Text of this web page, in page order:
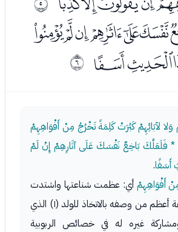
ﰅ
لآبَائِهِمْ كَبُرَتْ كَلِمَةً تَخْرُجُ مِنْ أَفْوَاهِهِمْ
* فَلَعَلَّكَ بَاخِعٌ نَفْسَكَ عَلَى آثَارِهِمْ إِنْ لَمْ
أَسَفًا.
أَفْوَاهِهِمْ أي: عظمت شناعتها واشتدت
عقوبتها، وأي شناعة أعظم من وصفه بالاتخاذ للولد (١) الذي
غيره له في خصائص الربوبية